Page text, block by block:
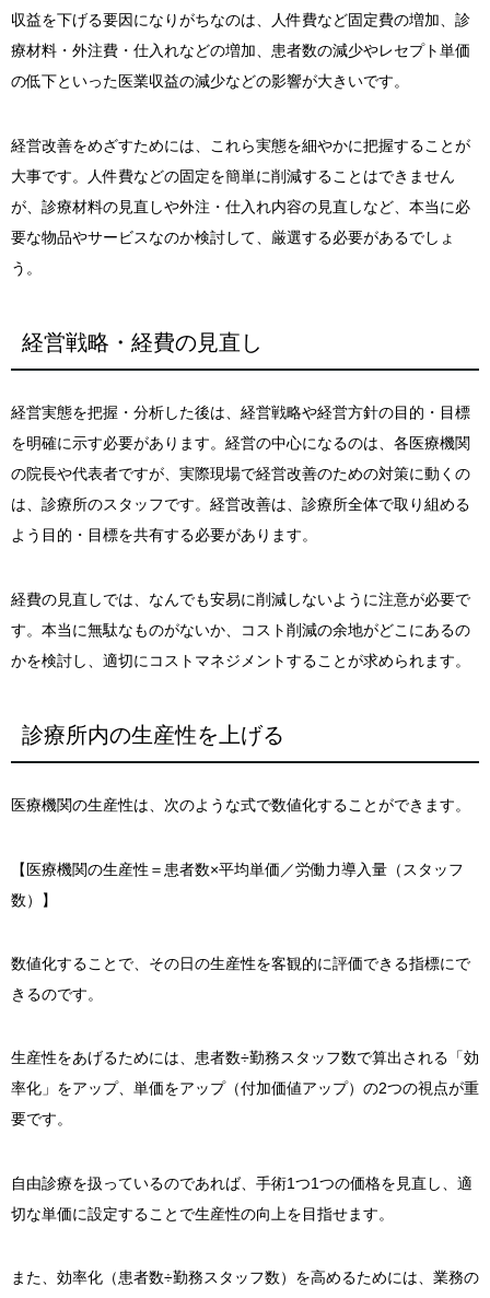
収益を下げる要因になりがちなのは、人件費など固定費の増加、診
療材料・外注費・仕入れなどの増加、患者数の減少やレセプト単価
の低下といった医業収益の減少などの影響が大きいです。
経営改善をめざすためには、これら実態を細やかに把握することが
大事です。人件費などの固定を簡単に削減することはできません
が、診療材料の見直しや外注・仕入れ内容の見直しなど、本当に必
要な物品やサービスなのか検討して、厳選する必要があるでしょ
う。
経営戦略・経費の見直し
経営実態を把握・分析した後は、経営戦略や経営方針の目的・目標
を明確に示す必要があります。経営の中心になるのは、各医療機関
の院長や代表者ですが、実際現場で経営改善のための対策に動くの
は、診療所のスタッフです。経営改善は、診療所全体で取り組める
よう目的・目標を共有する必要があります。
経費の見直しでは、なんでも安易に削減しないように注意が必要で
す。本当に無駄なものがないか、コスト削減の余地がどこにあるの
かを検討し、適切にコストマネジメントすることが求められます。
診療所内の生産性を上げる
医療機関の生産性は、次のような式で数値化することができます。
【医療機関の生産性＝患者数×平均単価／労働力導入量（スタッフ
数）】
数値化することで、その日の生産性を客観的に評価できる指標にで
きるのです。
生産性をあげるためには、患者数÷勤務スタッフ数で算出される「効
率化」をアップ、単価をアップ（付加価値アップ）の2つの視点が重
要です。
自由診療を扱っているのであれば、手術1つ1つの価格を見直し、適
切な単価に設定することで生産性の向上を目指せます。
また、効率化（患者数÷勤務スタッフ数）を高めるためには、業務の